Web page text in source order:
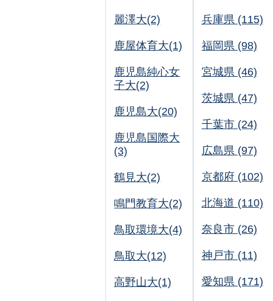
麗澤大(2)
鹿屋体育大(1)
鹿児島純心女
子大(2)
鹿児島大(20)
鹿児島国際大
(3)
鶴見大(2)
鳴門教育大(2)
鳥取環境大(4)
鳥取大(12)
高野山大(1)
兵庫県 (115)
福岡県 (98)
宮城県 (46)
茨城県 (47)
千葉市 (24)
広島県 (97)
京都府 (102)
北海道 (110)
奈良市 (26)
神戸市 (11)
愛知県 (171)